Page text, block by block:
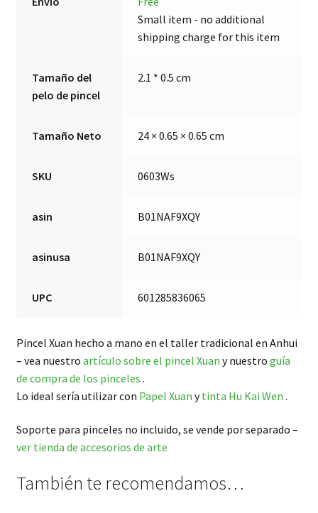
Small item - no additional
shipping charge for this item
Tamaño del
pelo de pincel
2.1 * 0.5 cm
Tamaño Neto 24 × 0.65 × 0.65 cm
SKU 0603Ws
asin B01NAF9XQY
asinusa B01NAF9XQY
UPC 601285836065
Pincel Xuan hecho a mano en el taller tradicional en Anhui
– vea nuestro artículo sobre el pincel Xuan y nuestro guía
de compra de los pinceles .
Lo ideal sería utilizar con Papel Xuan ytinta Hu Kai Wen .
Soporte para pinceles no incluido, se vende por separado –
ver tienda de accesorios de arte
También te recomendamos…